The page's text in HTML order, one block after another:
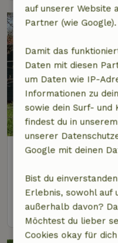
Naturhäuschen
4 Personen1
auf unserer Website
Partner (wie Google).
Damit das
Daten mit diesen
um Daten wie IP-
Informationen zu
sowie dein Surf- und
findest du in
unserer
Google mit deinen
Bist du
Erlebnis, sowohl auf
außerhalb davon?
Möchtest du lieber
Cookies okay für